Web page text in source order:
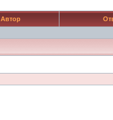
Автор